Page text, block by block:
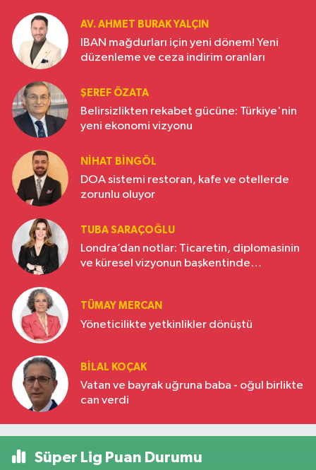
AV. AHMET BURAK YALÇIN
IBAN mağdurları için yeni dönem! Yeni
düzenleme ve ceza indirim oranları
ŞEREF ÖZATA
Belirsizlikten rekabet gücüne: Türkiye'nin
yeni ekonomi vizyonu
NIHAT BINGÖL
DOA sistemi restoran, kafe ve otellerde
zorunlu oluyor
TUBA SARAÇOĞLU
Londra’dan notlar: Ticaretin, diplomasinin
ve küresel vizyonun başkentinde
TÜMAY MERCAN
Yöneticilikte yetkinlikler dönüştü
BILAL KOÇAK
Vatan ve bayrak uğruna baba - oğul birlikte
can verdi
Süper Lig Puan Durumu